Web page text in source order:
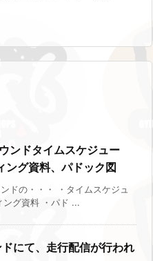
ンドタイムスケジュー
ング資料、パドック図
ドの・・・ ・タイムスケジュ
ング資料 ・パド ...
にて、走行配信が行われ